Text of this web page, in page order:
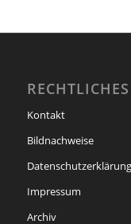
RECHTLICHES
Kontakt
Bildnachweise
Datenschutzerklärung
Impressum
Archiv